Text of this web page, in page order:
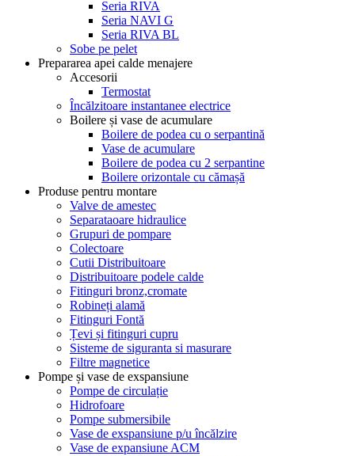
Seria RIVA
Seria NAVI G
Seria RIVA BL
Sobe pe pelet
Prepararea apei calde menajere
Accesorii
Termostat
Încălzitoare instantanee electrice
Boilere și vase de acumulare
Boilere de podea cu o serpantină
Vase de acumulare
Boilere de podea cu 2 serpantine
Boilere orizontale cu cămașă
Produse pentru montare
Valve de amestec
Separataoare hidraulice
Grupuri de pompare
Colectoare
Cutii Distribuitoare
Distribuitoare podele calde
Fitinguri bronz,cromate
Robineți alamă
Fitinguri Fontă
Țevi și fitinguri cupru
Sisteme de siguranta si masurare
Filtre magnetice
Pompe și vase de exspansiune
Pompe de circulație
Hidrofoare
Pompe submersibile
Vase de exspansiune p/u încălzire
Vase de expansiune ACM